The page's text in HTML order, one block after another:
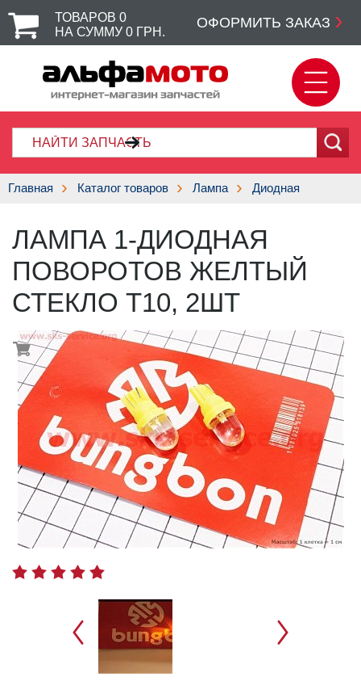
ТОВАРОВ 0
НА СУММУ 0 ГРН.
ОФОРМИТЬ ЗАКАЗ
Главная Каталог товаров Лампа Диодная
ЛАМПА 1-ДИОДНАЯ
ПОВОРОТОВ ЖЕЛТЫЙ
СТЕКЛО T10, 2ШТ